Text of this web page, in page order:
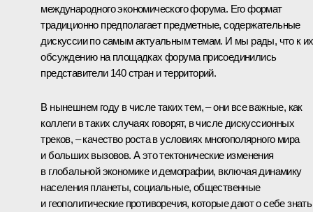
международного экономического форума. Его формат
традиционно предполагает предметные, содержательные
дискуссии по самым актуальным темам. И мы рады, что к их
обсуждению на площадках форума присоединились
представители 140 стран и территорий.
В нынешнем году в числе таких тем, – они все важные, как
коллеги в таких случаях говорят, в числе дискуссионных
треков, – качество роста в условиях многополярного мира
и больших вызовов. А это тектонические изменения
в глобальной экономике и демографии, включая динамику
населения планеты, социальные, общественные
и геополитические противоречия, которые дают о себе знать